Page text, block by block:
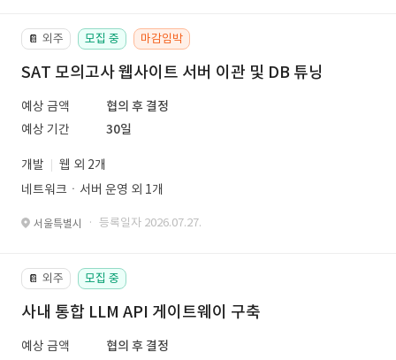
📔 외주 모집 중 마감임박
SAT 모의고사 웹사이트 서버 이관 및 DB 튜닝
예상 금액
협의 후 결정
예상 기간
30일
개발
웹 외 2개
네트워크ㆍ서버 운영 외 1개
서울특별시 · 등록일자 2026.07.27.
📔 외주 모집 중
사내 통합 LLM API 게이트웨이 구축
예상 금액
협의 후 결정